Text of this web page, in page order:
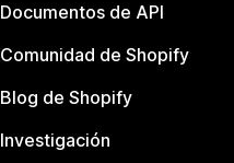
Documentos de API
Comunidad de Shopify
Blog de Shopify
Investigación